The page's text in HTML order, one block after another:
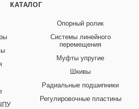
КАТАЛОГ
Опорный ролик
Системы линейного
перемещения
Муфты упругие
Шкивы
Радиальные подшипники
Регулировочные пластины